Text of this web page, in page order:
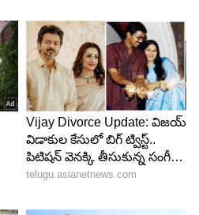
ఓ చిన్నారి గులాబీ...
అనే నానుడిని